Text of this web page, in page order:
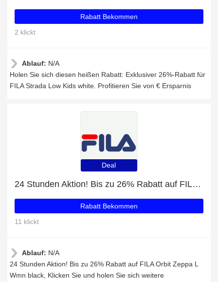
Rabatt Bekommen
2 klickt
Ablauf: N/A
Holen Sie sich diesen heißen Rabatt: Exklusiver 26%-Rabatt für
FILA Strada Low Kids white. Profitieren Sie von € Ersparnis
Deal
24 Stunden Aktion! Bis zu 26% Rabatt auf FILA Orbit Zeppa L Wmn black
Rabatt Bekommen
11 klickt
Ablauf: N/A
24 Stunden Aktion! Bis zu 26% Rabatt auf FILA Orbit Zeppa L
Wmn black, Klicken Sie und holen Sie sich weitere